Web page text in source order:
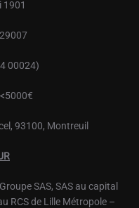
1901
00024)
93100, Montreuil
Groupe SAS, SAS au capital
RCS de Lille Métropole –